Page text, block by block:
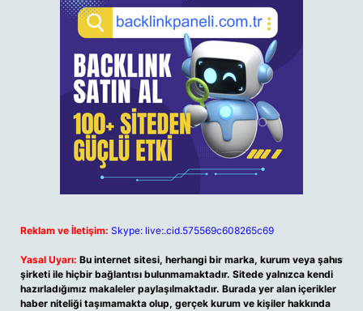
Reklam ve İletişim: Skype: live:.cid.575569c608265c69
Yasal Uyarı: Bu internet sitesi, herhangi bir marka, kurum veya şahıs
şirketi ile hiçbir bağlantısı bulunmamaktadır. Sitede yalnızca kendi
hazırladığımız makaleler paylaşılmaktadır. Burada yer alan içerikler
haber niteliği taşımamakta olup, gerçek kurum ve kişiler hakkında